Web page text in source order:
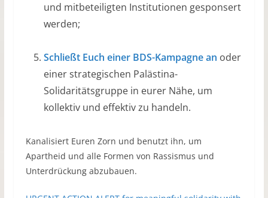
und mitbeteiligten Institutionen gesponsert
werden;
Schließt Euch einer BDS-Kampagne an oder
einer strategischen Palästina-
Solidaritätsgruppe in eurer Nähe, um
kollektiv und effektiv zu handeln.
Kanalisiert Euren Zorn und benutzt ihn, um
Apartheid und alle Formen von Rassismus und
Unterdrückung abzubauen.